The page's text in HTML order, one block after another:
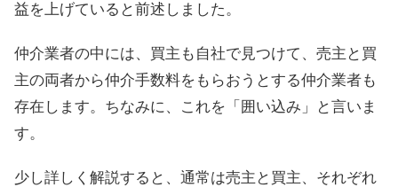
益を上げていると前述しました。
仲介業者の中には、買主も自社で見つけて、売主と買
主の両者から仲介手数料をもらおうとする仲介業者も
存在します。ちなみに、これを「囲い込み」と言いま
す。
少し詳しく解説すると、通常は売主と買主、それぞれ